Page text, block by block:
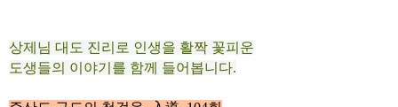
상제님 대도 진리로 인생을 활짝 꽃피운
도생들의 이야기를 함께 들어봅니다.